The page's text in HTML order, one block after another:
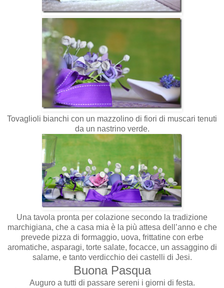
Tovaglioli bianchi con un mazzolino di fiori di muscari tenuti
da un nastrino verde.
Una tavola pronta per colazione secondo la tradizione
marchigiana, che a casa mia è la più attesa dell’anno e che
prevede pizza di formaggio, uova, frittatine con erbe
aromatiche, asparagi, torte salate, focacce, un assaggino di
salame, e tanto verdicchio dei castelli di Jesi.
Buona Pasqua
Auguro a tutti di passare sereni i giorni di festa.